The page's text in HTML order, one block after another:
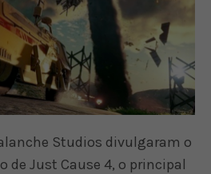
Studios divulgaram o
de Just Cause 4, o principal